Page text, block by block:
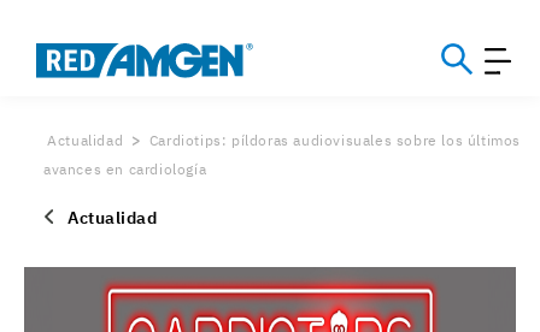
Actualidad
Cardiotips: píldoras audiovisuales sobre los últimos
avances en cardiología
Actualidad